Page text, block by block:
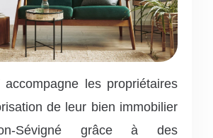
les propriétaires
de leur bien immobilier
Sévigné grâce à des